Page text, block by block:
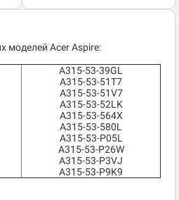
моделей Acer Aspire:
A315-53-39GL
A315-53-51T7
A315-53-51V7
A315-53-52LK
A315-53-564X
A315-53-580L
A315-53-P05L
A315-53-P26W
A315-53-P3VJ
A315-53-P9K9